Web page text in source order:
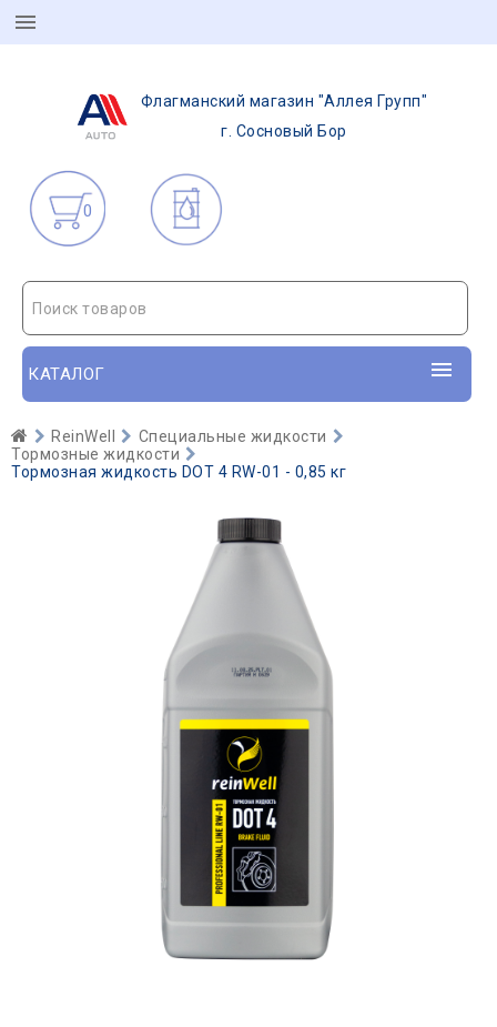
Флагманский магазин "Аллея Групп"
г. Сосновый Бор
0
Поиск товаров
КАТАЛОГ
ReinWell
Специальные жидкости
Тормозные жидкости
Тормозная жидкость DOT 4 RW-01 - 0,85 кг